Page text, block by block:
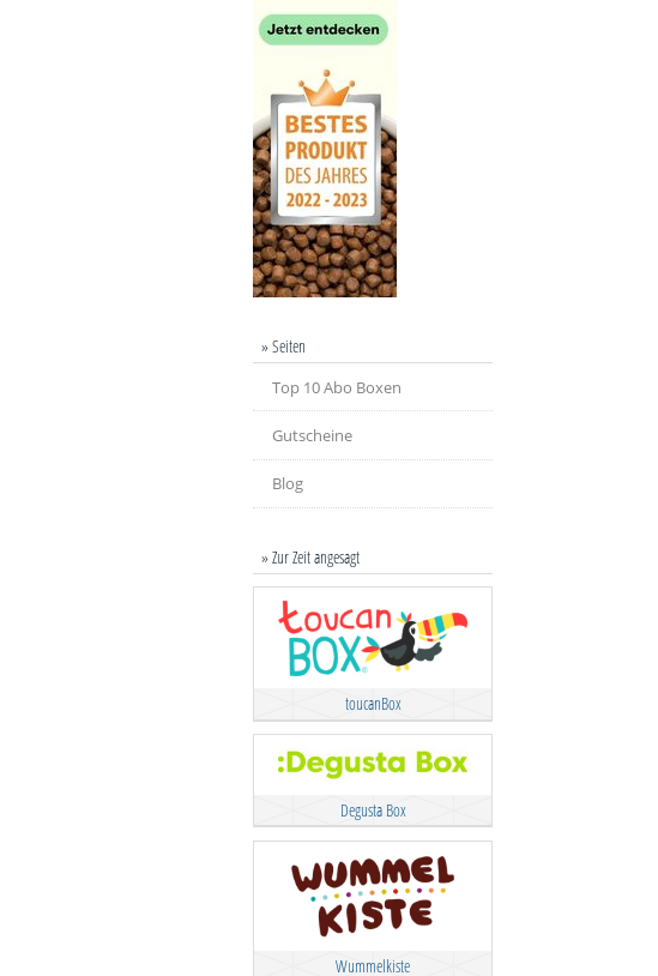
» Seiten
Top 10 Abo Boxen
Gutscheine
Blog
» Zur Zeit angesagt
toucanBox
Degusta Box
Wummelkiste